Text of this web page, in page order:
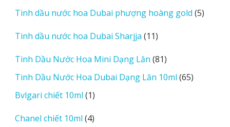
phẩm
Tinh dầu nước hoa Dubai phượng hoàng gold 55
Tinh dầu nước hoa Dubai Sharjja 1111
phẩm
Tinh Dầu Nước Hoa Mini Dạng Lăn 8181
sản
phẩm
Tinh Dầu Nước Hoa Dubai Dạng Lăn 10ml 6565
Bvlgari chiết 10ml 11
phẩm
Chanel chiết 10ml 44